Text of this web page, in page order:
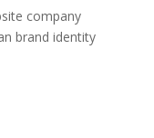
company
brand identity